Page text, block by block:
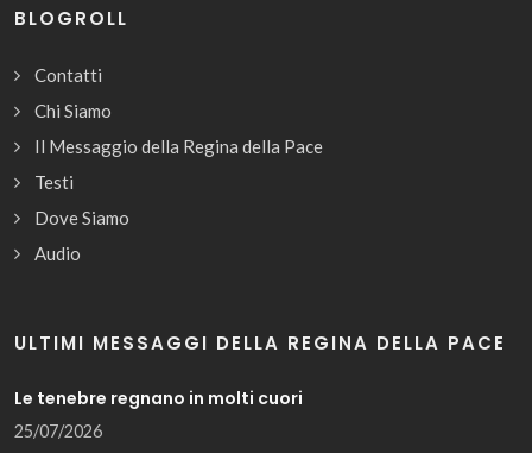
BLOGROLL
Contatti
Chi Siamo
Il Messaggio della Regina della Pace
Testi
Dove Siamo
Audio
ULTIMI MESSAGGI DELLA REGINA DELLA PACE
Le tenebre regnano in molti cuori
25/07/2026